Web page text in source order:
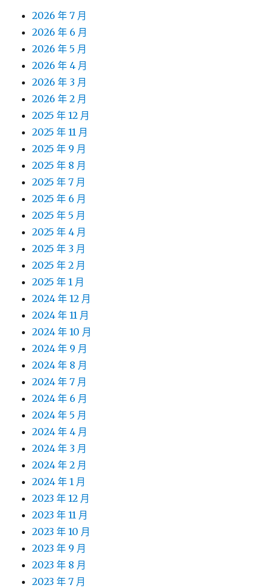
2026 年 7 月
2026 年 6 月
2026 年 5 月
2026 年 4 月
2026 年 3 月
2026 年 2 月
2025 年 12 月
2025 年 11 月
2025 年 9 月
2025 年 8 月
2025 年 7 月
2025 年 6 月
2025 年 5 月
2025 年 4 月
2025 年 3 月
2025 年 2 月
2025 年 1 月
2024 年 12 月
2024 年 11 月
2024 年 10 月
2024 年 9 月
2024 年 8 月
2024 年 7 月
2024 年 6 月
2024 年 5 月
2024 年 4 月
2024 年 3 月
2024 年 2 月
2024 年 1 月
2023 年 12 月
2023 年 11 月
2023 年 10 月
2023 年 9 月
2023 年 8 月
2023 年 7 月